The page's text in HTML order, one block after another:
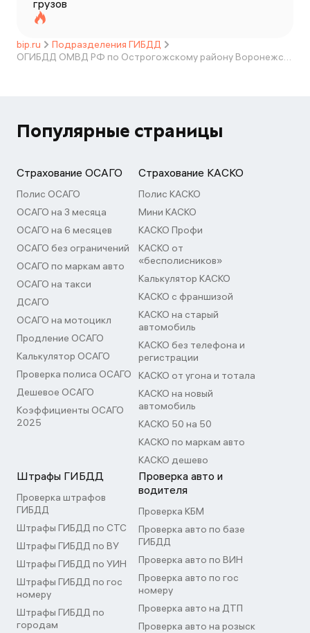
грузов
bip.ru
Подразделения ГИБДД
ОГИБДД ОМВД РФ по Острогожскому району Воронежской области
Популярные страницы
Страхование ОСАГО
Полис ОСАГО
ОСАГО на 3 месяца
ОСАГО на 6 месяцев
ОСАГО без ограничений
ОСАГО по маркам авто
ОСАГО на такси
ДСАГО
ОСАГО на мотоцикл
Продление ОСАГО
Калькулятор ОСАГО
Проверка полиса ОСАГО
Дешевое ОСАГО
Коэффициенты ОСАГО
2025
Страхование КАСКО
Полис КАСКО
Мини КАСКО
КАСКО Профи
КАСКО от
«бесполисников»
Калькулятор КАСКО
КАСКО с франшизой
КАСКО на старый
автомобиль
КАСКО без телефона и
регистрации
КАСКО от угона и тотала
КАСКО на новый
автомобиль
КАСКО 50 на 50
КАСКО по маркам авто
КАСКО дешево
Штрафы ГИБДД
Проверка штрафов
ГИБДД
Штрафы ГИБДД по СТС
Штрафы ГИБДД по ВУ
Штрафы ГИБДД по УИН
Штрафы ГИБДД по гос
номеру
Штрафы ГИБДД по
городам
Проверка авто и
водителя
Проверка КБМ
Проверка авто по базе
ГИБДД
Проверка авто по ВИН
Проверка авто по гос
номеру
Проверка авто на ДТП
Проверка авто на розыск